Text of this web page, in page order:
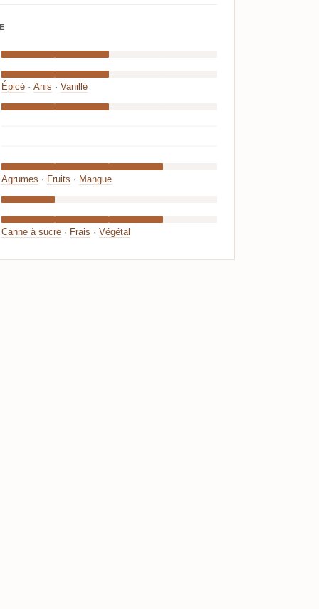
Épicé· Anis · Vanillé
Agrumes · Fruits · Mangue
Canne à sucre· Frais · Végétal